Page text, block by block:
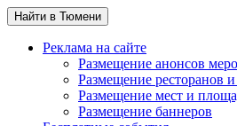
Найти в Тюмени
Реклама на сайте
Размещение анонсов
Размещение ресторанов
Размещение мест и
Размещение баннеров